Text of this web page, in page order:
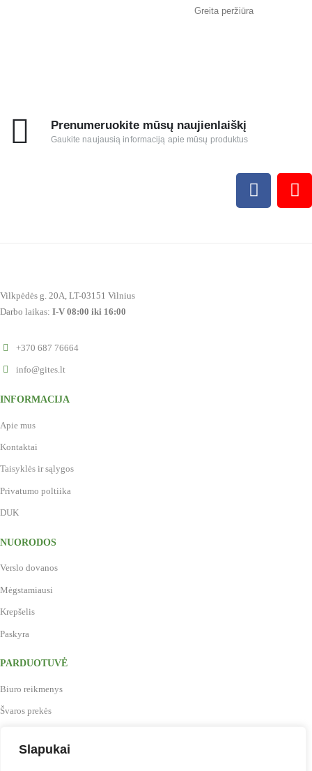
Slapukai
Greita peržiūra
Prenumeruokite mūsų naujienlaiškį
Gaukite naujausią informaciją apie mūsų produktus
Vilkpėdės g. 20A, LT-03151 Vilnius
Darbo laikas: I-V 08:00 iki 16:00
+370 687 76664
info@gites.lt
INFORMACIJA
Apie mus
Kontaktai
Taisyklės ir sąlygos
Privatumo poltiika
DUK
NUORODOS
Verslo dovanos
Mėgstamiausi
Krepšelis
Paskyra
PARDUOTUVĖ
Biuro reikmenys
Švaros prekės
Prekės vaikų kūrybai